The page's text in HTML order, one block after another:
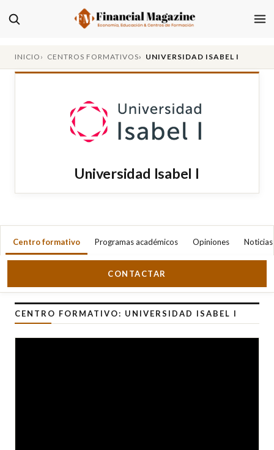
INICIO CENTROS FORMATIVOS UNIVERSIDAD ISABEL I
Universidad Isabel I
Centro formativo Programas académicos Opiniones Noticias
CONTACTAR
CENTRO FORMATIVO: UNIVERSIDAD ISABEL I